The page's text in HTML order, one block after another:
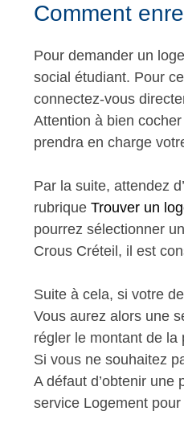
Comment
Pour demander un
social étudiant. Pour
connectez-vous
Attention à bien
prendra en charge
Par la suite, attendez
rubrique Trouver un
pourrez sélectionner
Crous Créteil, il est
Suite à cela, si votre
Vous aurez alors une
régler le montant de la
Si vous ne souhaitez
A défaut d’obtenir une
service Logement